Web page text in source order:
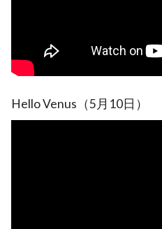
Hello Venus（5月10日）